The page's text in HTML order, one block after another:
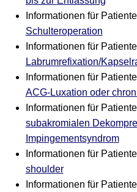
Informationen für
Schulteroperation
Informationen für
Labrumrefixation/
Informationen für
ACG-Luxation oder
Informationen für
subakromialen
Impingementsyndrom
Informationen für
shoulder
Informationen für